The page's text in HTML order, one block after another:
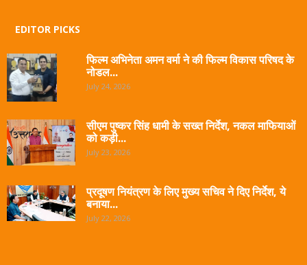
EDITOR PICKS
फिल्म अभिनेता अमन वर्मा ने की फिल्म विकास परिषद के
नोडल...
July 24, 2026
सीएम पुष्कर सिंह धामी के सख्त निर्देश, नकल माफियाओं
को कड़ी...
July 23, 2026
प्रदूषण नियंत्रण के लिए मुख्य सचिव ने दिए निर्देश, ये
बनाया...
July 22, 2026